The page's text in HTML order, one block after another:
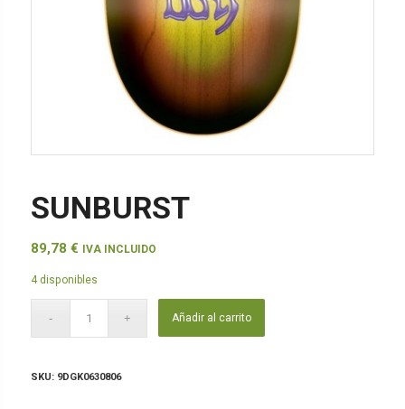
SUNBURST
89,78 € IVA INCLUIDO
4 disponibles
Añadir al carrito
SKU: 9DGK0630806